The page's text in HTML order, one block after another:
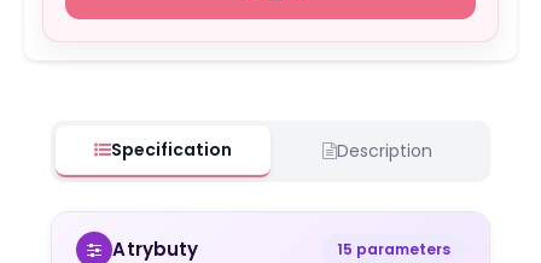
Specification Description
Atrybuty 15 parameters